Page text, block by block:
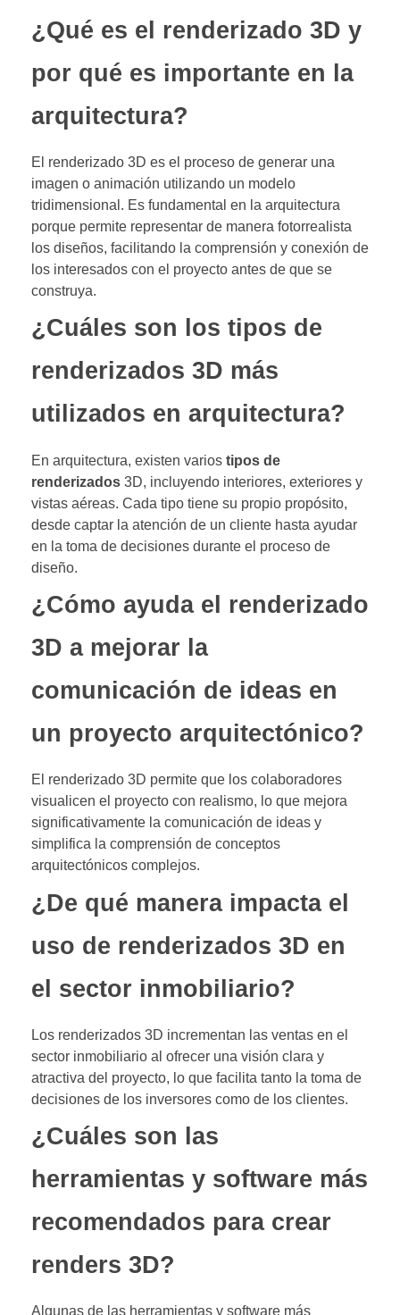
¿Qué es el renderizado 3D y
por qué es importante en la
arquitectura?
El renderizado 3D es el proceso de generar una
imagen o animación utilizando un modelo
tridimensional. Es fundamental en la arquitectura
porque permite representar de manera fotorrealista
los diseños, facilitando la comprensión y conexión de
los interesados con el proyecto antes de que se
construya.
¿Cuáles son los tipos de
renderizados 3D más
utilizados en arquitectura?
En arquitectura, existen varios tipos de
renderizados 3D, incluyendo interiores, exteriores y
vistas aéreas. Cada tipo tiene su propio propósito,
desde captar la atención de un cliente hasta ayudar
en la toma de decisiones durante el proceso de
diseño.
¿Cómo ayuda el renderizado
3D a mejorar la
comunicación de ideas en
un proyecto arquitectónico?
El renderizado 3D permite que los colaboradores
visualicen el proyecto con realismo, lo que mejora
significativamente la comunicación de ideas y
simplifica la comprensión de conceptos
arquitectónicos complejos.
¿De qué manera impacta el
uso de renderizados 3D en
el sector inmobiliario?
Los renderizados 3D incrementan las ventas en el
sector inmobiliario al ofrecer una visión clara y
atractiva del proyecto, lo que facilita tanto la toma de
decisiones de los inversores como de los clientes.
¿Cuáles son las
herramientas y software más
recomendados para crear
renders 3D?
Algunas de las herramientas y software más